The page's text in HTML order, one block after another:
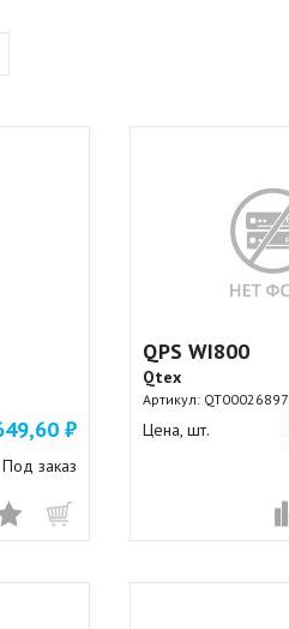
₽
Под заказ
QPS WI800
Qtex
Артикул: QT00026897
Цена, шт.